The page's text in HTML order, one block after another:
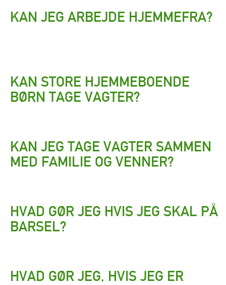
KAN JEG ARBEJDE HJEMMEFRA?
KAN STORE HJEMMEBOENDE
BØRN TAGE VAGTER?
KAN JEG TAGE VAGTER SAMMEN
MED FAMILIE OG VENNER?
HVAD GØR JEG HVIS JEG SKAL PÅ
BARSEL?
HVAD GØR JEG, HVIS JEG ER